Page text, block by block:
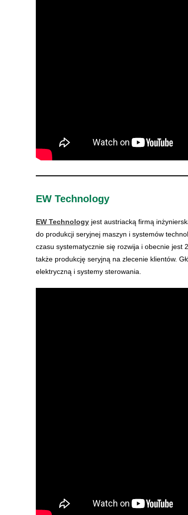
EW Technology
EW Technology jest austriacką firmą
do produkcji seryjnej maszyn i systemów
czasu systematycznie się rozwija i obecnie jest
także produkcję seryjną na zlecenie klientów.
elektryczną i systemy sterowania.